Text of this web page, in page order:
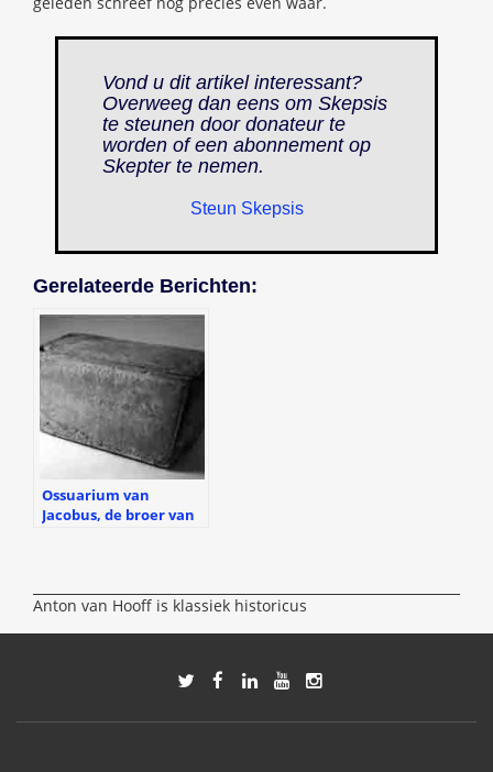
Vond u dit artikel interessant?
Overweeg dan eens om Skepsis
te steunen door donateur te
worden of een abonnement op
Skepterte nemen.
Steun Skepsis
Gerelateerde Berichten:
Ossuarium van
Jacobus, de broer van
Anton van Hooff is klassiek historicus